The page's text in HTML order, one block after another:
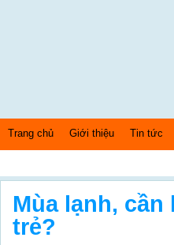
Trang chủ Giới thiệu Tin tức
Mùa lạnh,
trẻ?